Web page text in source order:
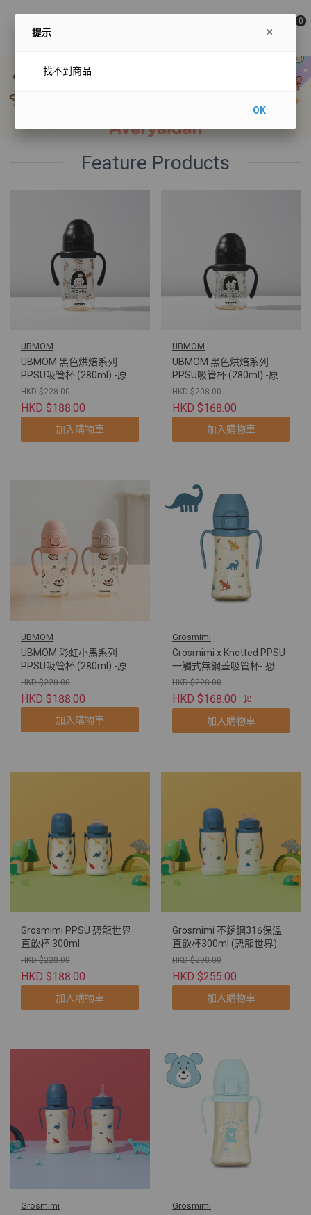
0
Feature Products
UBMOM
UBMOM 黑色烘焙系列
PPSU吸管杯 (280ml) -原裝
配彈蓋帶重力球及直飲管
(牛角包萌萌狗)
HKD $228.00
HKD $188.00
加入購物車
UBMOM
UBMOM 黑色烘焙系列
PPSU吸管杯 (280ml) -原裝
配彈蓋帶重力球及直飲管
(法棍包萌莎貓)
HKD $208.00
HKD $168.00
加入購物車
UBMOM
UBMOM 彩虹小馬系列
PPSU吸管杯 (280ml) -原裝
配彈蓋帶重力球及直飲管
HKD $228.00
HKD $188.00
加入購物車
Grosmimi
Grosmimi x Knotted PPSU
一觸式無鋼蓋吸管杯- 恐龍
世界
HKD $228.00
HKD $168.00 起
加入購物車
Grosmimi PPSU 恐龍世界
直飲杯 300ml
HKD $228.00
HKD $188.00
加入購物車
Grosmimi 不銹鋼316保溫
直飲杯300ml (恐龍世界)
HKD $298.00
HKD $255.00
加入購物車
Grosmimi Grosmimi
提示
找不到商品
OK